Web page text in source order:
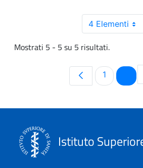
4 Elementi
Mostrati 5 - 5 su 5 risultati.
Pagina
1
Istituto